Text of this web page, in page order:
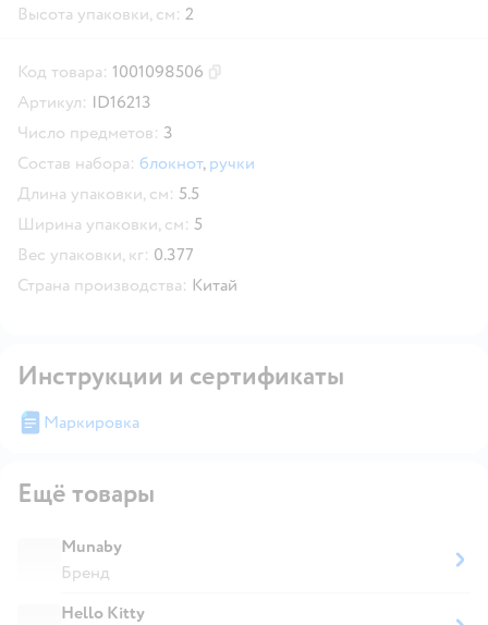
Высота упаковки, см: 2
Код товара: 1001098506
Артикул: ID16213
Число предметов: 3
Состав набора: блокнот, ручки
Длина упаковки, см: 5.5
Ширина упаковки, см: 5
Вес упаковки, кг: 0.377
Страна производства: Китай
Инструкции и сертификаты
Маркировка
Ещё товары
Munaby
Бренд
Hello Kitty